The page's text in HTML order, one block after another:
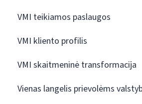
VMI teikiamos paslaugos
VMI kliento profilis
VMI skaitmeninė transformacija
Vienas langelis prievolėms